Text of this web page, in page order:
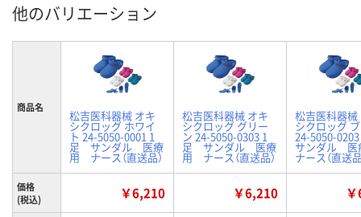
他のバリエーション
商品名
松吉医科器械 オキ
シクロッグ ホワイ
ト 24-5050-0001 1
足 サンダル 医療
用 ナース（直送品）
松吉医科器械 オキ
シクロッグ グリー
ン 24-5050-0303 1
足 サンダル 医療
用 ナース（直送品）
松吉医科器械
シクロッグ
24-5050-
サンダル
ナース（直送品
価格
(税込)
￥6,210 ￥6,210